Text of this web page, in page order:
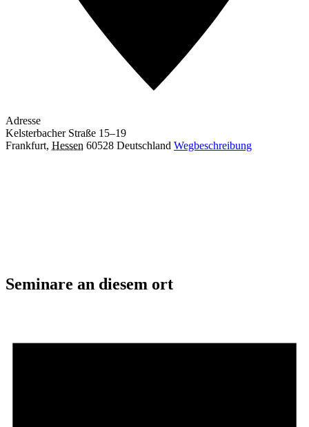
Adresse
Kelsterbacher Straße 15–19
Frankfurt, Hessen 60528 Deutschland Wegbeschreibung
Seminare an diesem ort